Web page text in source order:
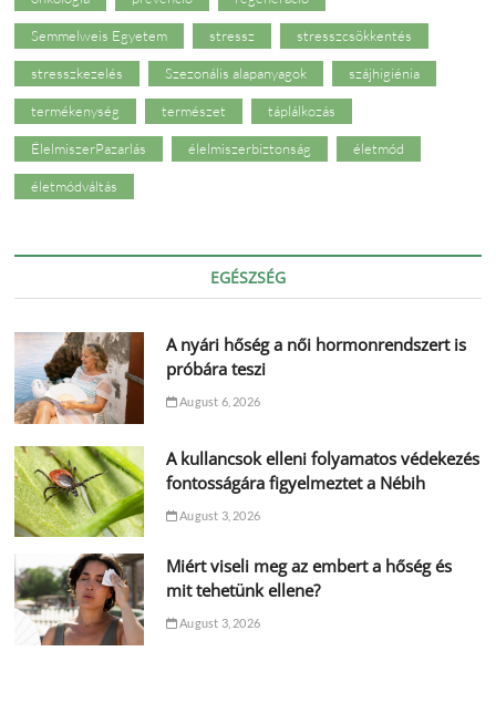
Semmelweis Egyetem stressz stresszcsökkentés
stresszkezelés Szezonális alapanyagok szájhigiénia
termékenység természet táplálkozás
ÉlelmiszerPazarlás élelmiszerbiztonság életmód
életmódváltás
EGÉSZSÉG
A nyári hőség a női hormonrendszert is
próbára teszi
August 6, 2026
A kullancsok elleni folyamatos védekezés
fontosságára figyelmeztet a Nébih
August 3, 2026
Miért viseli meg az embert a hőség és
mit tehetünk ellene?
August 3, 2026